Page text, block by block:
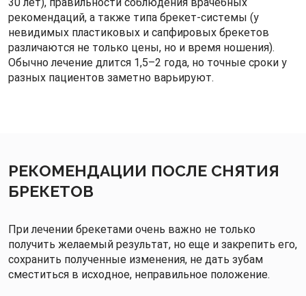
рекомендаций, а также типа брекет-системы (у
невидимых пластиковых и сапфировых брекетов
различаются не только цены, но и время ношения).
Обычно лечение длится 1,5–2 года, но точные сроки у
разных пациентов заметно варьируют.
РЕКОМЕНДАЦИИ ПОСЛЕ СНЯТИЯ
БРЕКЕТОВ
При лечении брекетами очень важно не только
получить желаемый результат, но еще и закрепить его,
сохранить полученные изменения, не дать зубам
сместиться в исходное, неправильное положение.